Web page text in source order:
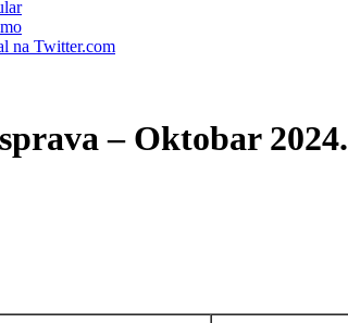
na Twitter.com
– Oktobar 2024.